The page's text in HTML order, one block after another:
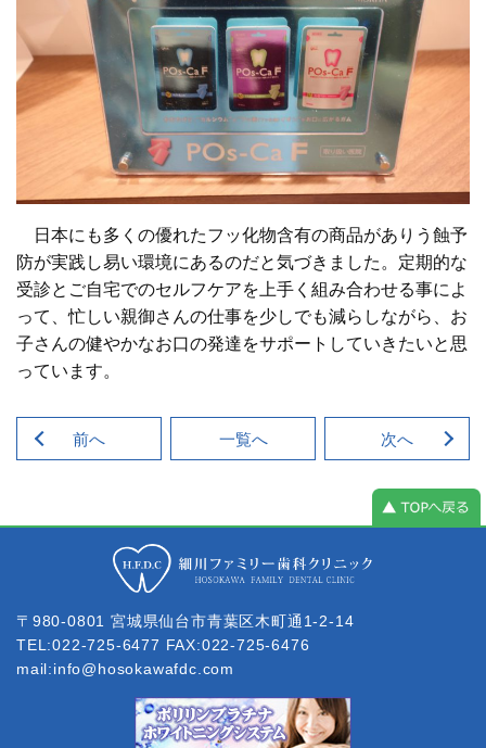
日本にも多くの優れたフッ化物含有の商品がありう蝕予
防が実践し易い環境にあるのだと気づきました。定期的な
受診とご自宅でのセルフケアを上手く組み合わせる事によ
って、忙しい親御さんの仕事を少しでも減らしながら、お
子さんの健やかなお口の発達をサポートしていきたいと思
っています。
前へ 次へ
一覧へ
〒980-0801 宮城県仙台市青葉区木町通1-2-14
TEL:022-725-6477 FAX:022-725-6476
mail:info@hosokawafdc.com